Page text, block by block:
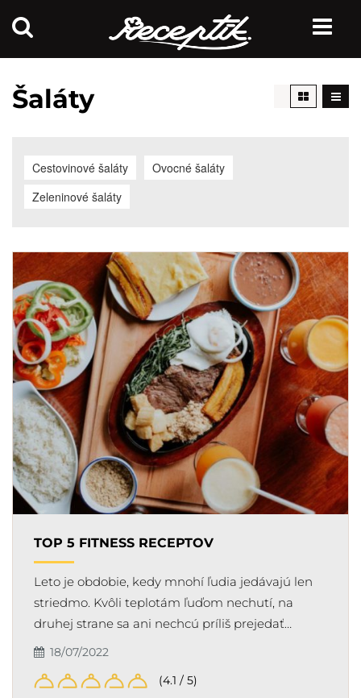
Šaláty
Cestovinové šaláty
Ovocné šaláty
Zeleninové šaláty
TOP 5 FITNESS RECEPTOV
Leto je obdobie, kedy mnohí ľudia jedávajú len
striedmo. Kvôli teplotám ľuďom nechutí, na
druhej strane sa ani nechcú príliš prejedať…
18/07/2022
(4.1 / 5)